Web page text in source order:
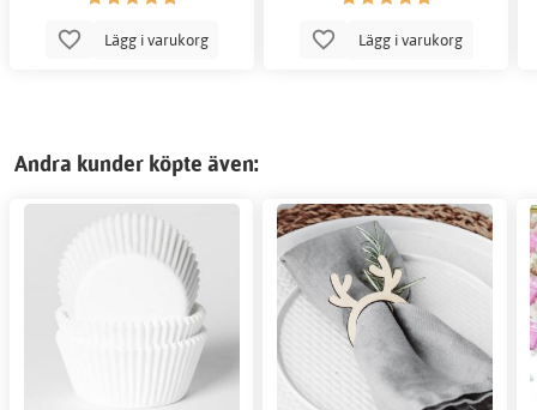
Lägg i varukorg Lägg i varukorg
Andra kunder köpte även: